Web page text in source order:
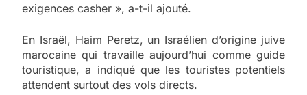
exigences casher », a-t-il ajouté.
En Israël, Haim Peretz, un Israélien d’origine juive
marocaine qui travaille aujourd’hui comme guide
touristique, a indiqué que les touristes potentiels
attendent surtout des vols directs.